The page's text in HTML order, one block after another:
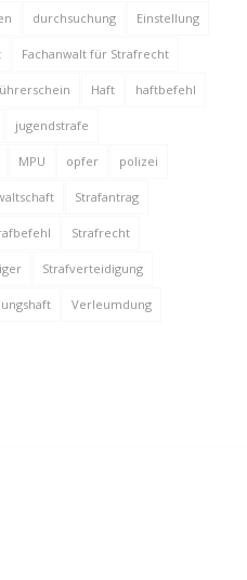
durchsuchung Einstellung
Fachanwalt für Strafrecht
Haft haftbefehl
jugendstrafe
MPU opfer polizei
Strafantrag
Strafrecht
Strafverteidigung
Verleumdung